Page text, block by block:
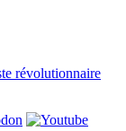
révolutionnaire